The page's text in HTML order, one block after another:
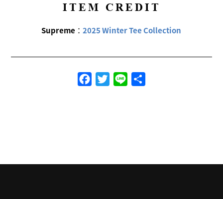
ITEM CREDIT
Supreme ：2025 Winter Tee Collection
FacebookTwitterLine